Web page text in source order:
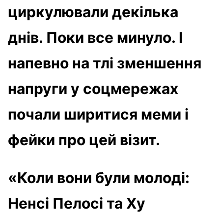
циркулювали декілька
днів. Поки все минуло. І
напевно на тлі зменшення
напруги у соцмережах
почали ширитися меми і
фейки про цей візит.
«Коли вони були молоді:
Ненсі Пелосі та Ху